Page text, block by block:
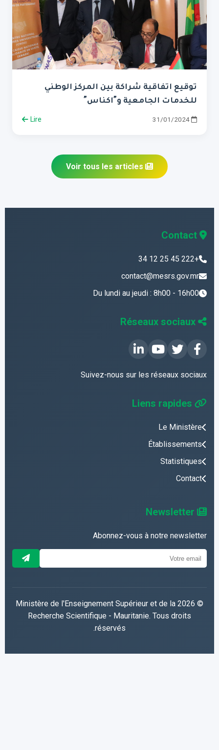
توقيع اتفاقية شراكة بين المركز الوطني
للخدمات الجامعية و”اكناس”
31/01/2024
Lire
Voir tous les articles
Contact
+222 45 25 12 34
contact@mesrs.gov.mr
Du lundi au jeudi : 8h00 - 16h00
Réseaux sociaux
Suivez-nous sur les réseaux sociaux
Liens rapides
Le Ministère
Établissements
Statistiques
Contact
Newsletter
Abonnez-vous à notre newsletter
© 2026 Ministère de l'Enseignement Supérieur et de la
Recherche Scientifique - Mauritanie. Tous droits
réservés.